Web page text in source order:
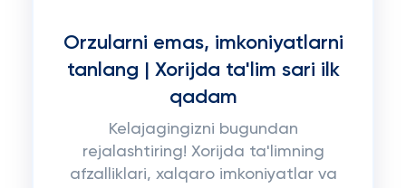
Orzularni emas, imkoniyatlarni
tanlang | Xorijda ta'lim sari ilk
qadam
Kelajagingizni bugundan
rejalashtiring! Xorijda ta'limning
afzalliklari, xalqaro imkoniyatlar va